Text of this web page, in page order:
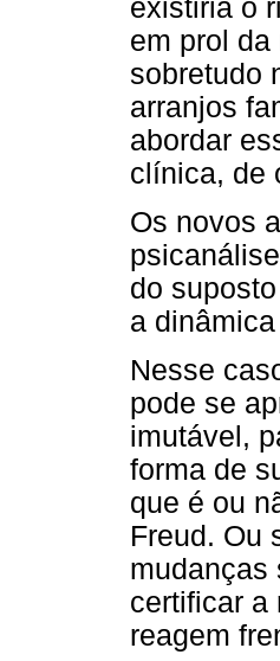
existiria o
em prol
sobretudo
arranjos
abordar
clínica, de
Os novos
do
a
Nesse
pode se
imutável,
forma de
que é ou
Freud. Ou
mudanças
certificar a
reagem